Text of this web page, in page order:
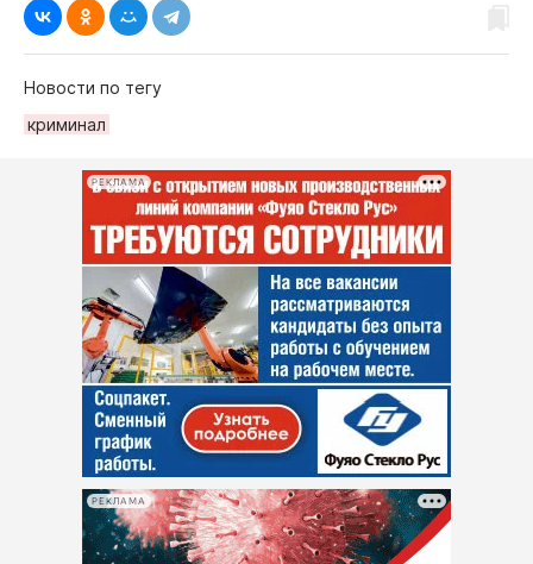
Новости по тегу
криминал
РЕКЛАМА
РЕКЛАМА